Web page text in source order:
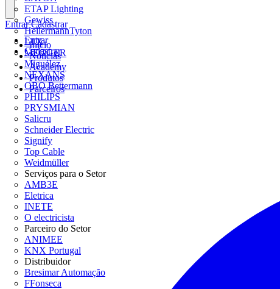
ETAP Lighting
Gewiss
HellermannTyton
LTX
MEGGER
Miguélez
NEXANS
OBO Bettermann
PHILIPS
PRYSMIAN
Salicru
Schneider Electric
Signify
Top Cable
Weidmüller
Serviços para o Setor
AMB3E
Eletrica
INETE
O electricista
Parceiro do Setor
ANIMEE
KNX Portugal
Distribuidor
Bresimar Automação
FFonseca
Entrar
Cadastrar
Entrar Cadastrar
Início
Notícias
Academy
Produtos
Parceiros